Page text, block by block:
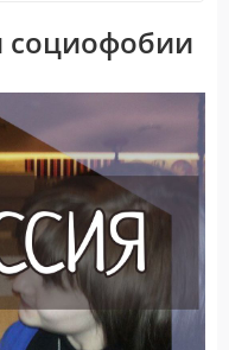
социофобии